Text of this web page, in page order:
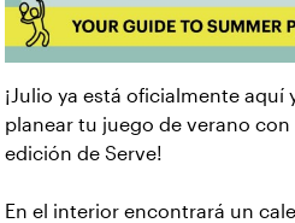
¡Julio ya está oficialmente aquí
planear tu juego de verano con
edición de Serve!
En el interior encontrará un